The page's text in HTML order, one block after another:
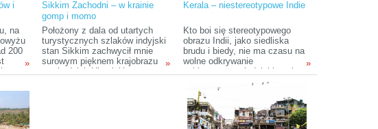
i
i
nietknięte ludzką ręką obszary,
i
na
200
że
»
Sikkim Zachodni – w krainie
gomp i momo
Położony z dala od utartych
turystycznych szlaków indyjski
stan Sikkim zachwycił mnie
surowym pięknem krajobrazu
wschodnich Himalajów oraz
»
Kerala – niestereotypowe Indie
Kto boi się stereotypowego
obrazu Indii, jako siedliska
brudu i biedy, nie ma czasu na
wolne odkrywanie
subkontynentu indyjskiego i
przedkłada piękno przyrody nad
zwiedzanie starożytnych
zabytków, Kerala jest
miejscem, którego szuka.
»